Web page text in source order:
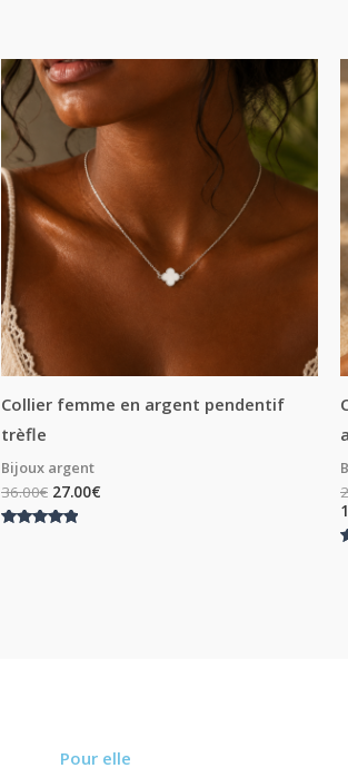
Collier femme en argent pendentif
trèfle
Bijoux argent
36.00€ 27.00€
Pour elle